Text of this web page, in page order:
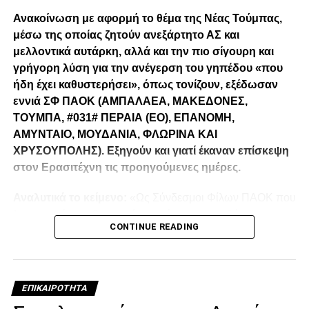
Ανακοίνωση με αφορμή το θέμα της Νέας Τούμπας,
μέσω της οποίας ζητούν ανεξάρτητο ΑΣ και
μελλοντικά αυτάρκη, αλλά και την πιο σίγουρη και
γρήγορη λύση για την ανέγερση του γηπέδου «που
ήδη έχει καθυστερήσει», όπως τονίζουν, εξέδωσαν
εννιά ΣΦ ΠΑΟΚ (ΑΜΠΑΛΑΕΑ, ΜΑΚΕΔΟΝΕΣ,
ΤΟΥΜΠΑ, #031# ΠΕΡΑΙΑ (ΕΟ), ΕΠΑΝΟΜΗ,
ΑΜΥΝΤΑΙΟ, ΜΟΥΔΑΝΙΑ, ΦΛΩΡΙΝΑ ΚΑΙ
ΧΡΥΣΟΥΠΟΛΗΣ). Εξηγούν και γιατί έκαναν επίσκεψη
στον Ερασιτέχνη τις προηγούμενες ημέρες.
λειτουργούμε καθημερινά με γνώμωνα το καλό του
Δικεφάλου και μόνο, αισθανόμαστε την ανάγκη να
όψη των 100 ετών τα διοικητικά εσωπροβλήματα του
οργανισμού δεν φαίνεται να καταλαγιάζουν (κάθε άλλο
μάλλον) παρά τις επανειλημμένες προσπάθειες μας να
CONTINUE READING
ΕΠΙΚΑΙΡΌΤΗΤΑ